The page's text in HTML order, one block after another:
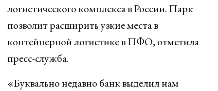
логистического комплекса в России. Парк
позволит расширить узкие места в
контейнерной логистике в ПФО, отметила
пресс-служба.
«Буквально недавно банк выделил нам